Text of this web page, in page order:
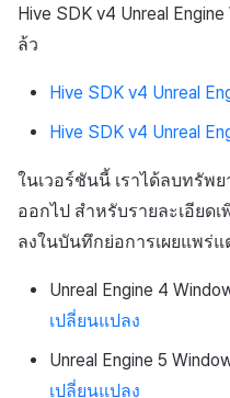
Hive SDK v4 Unreal
ล้ว
Hive SDK v4 Unreal
Hive SDK v4 Unreal
ในเวอร์ชันนี้ เราได้ลบทรัพ
ออกไป สำหรับรายละเอียด
ลงในบันทึกย่อการเผยแพร่
Unreal Engine 4
เปลี่ยนแปลง
Unreal Engine 5
เปลี่ยนแปลง